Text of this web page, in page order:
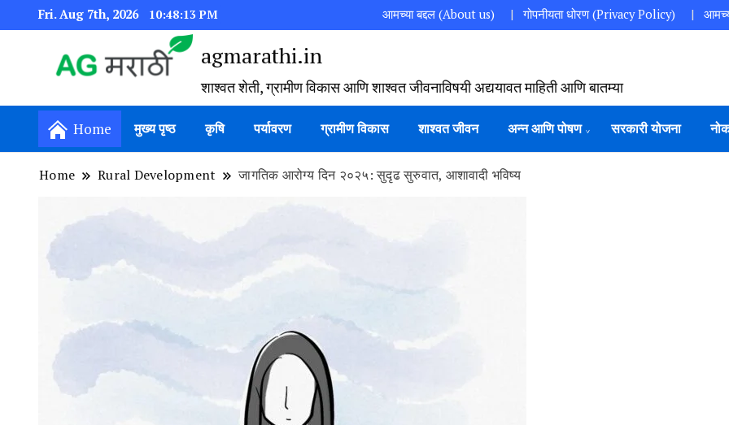
Fri. Aug 7th, 2026 10:48:14 PM आमच्या बद्दल (About us) गोपनीयता धोरण (Privacy Policy)
agmarathi.in
शाश्वत शेती, ग्रामीण विकास आणि शाश्वत जीवनाविषयी अद्ययावत माहिती आणि बातम्या
Home मुख्य पृष्ठ कृषि पर्यावरण ग्रामीण विकास शाश्वत जीवन अन्न आणि पोषण सरकारी योजना
Home Rural Development जागतिक आरोग्य दिन २०२५: सुदृढ सुरुवात, आशावादी भविष्य